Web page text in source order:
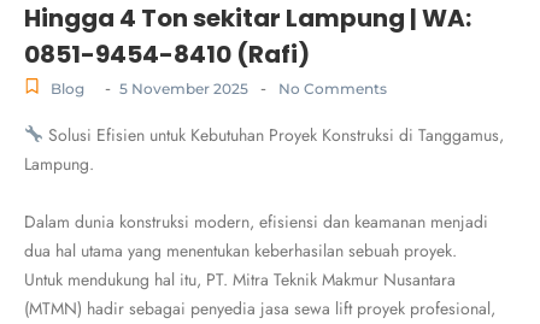
Hingga 4 Ton sekitar Lampung | WA:
0851-9454-8410 (Rafi)
Blog - 5 November 2025 - No Comments
Solusi Efisien untuk Kebutuhan Proyek Konstruksi di Tanggamus,
Lampung.
Dalam dunia konstruksi modern, efisiensi dan keamanan menjadi
dua hal utama yang menentukan keberhasilan sebuah proyek.
Untuk mendukung hal itu, PT. Mitra Teknik Makmur Nusantara
(MTMN) hadir sebagai penyedia jasa sewa lift proyek profesional,